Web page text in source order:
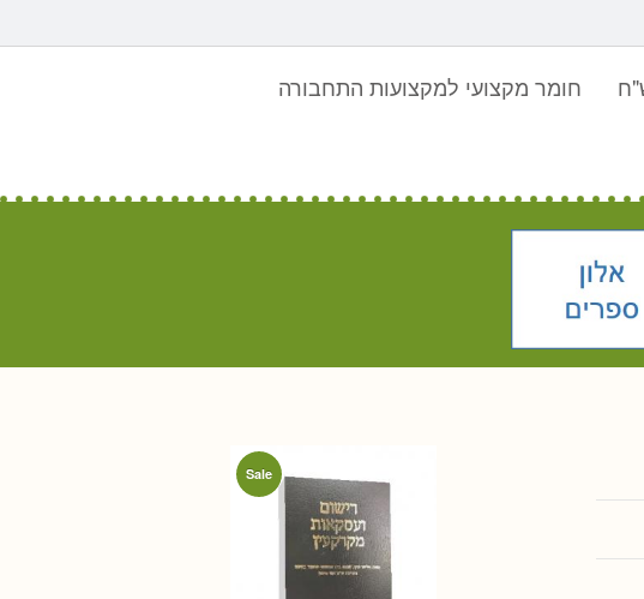
חומר מקצועי למקצועות התחבורה
Sale